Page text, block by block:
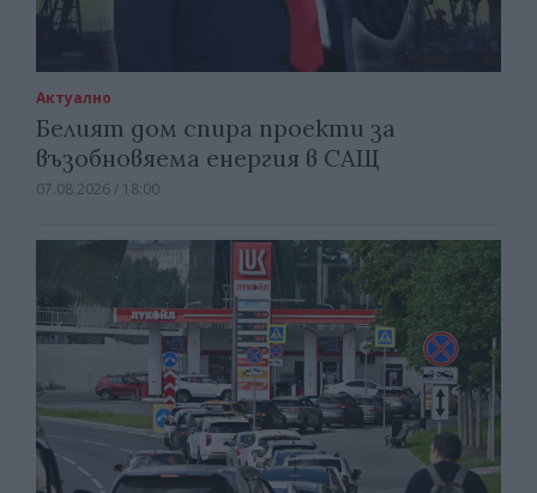
Актуално
Белият дом спира проекти за
възобновяема енергия в САЩ
07.08.2026 / 18:00